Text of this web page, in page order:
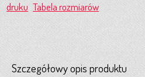
druku Tabela rozmiarów
Szczegółowy opis produktu